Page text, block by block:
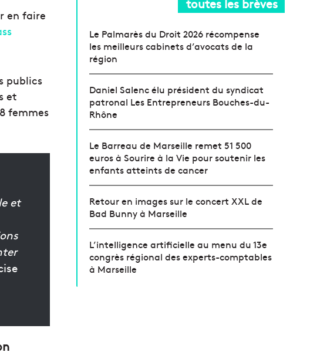
en faire
publics
et
femmes
et
toutes les brèves
Le Palmarès du Droit 2026 récompense
les meilleurs cabinets d’avocats de la
région
Daniel Salenc élu président du syndicat
patronal Les Entrepreneurs Bouches-du-
Rhône
Le Barreau de Marseille remet 51 500
euros à Sourire à la Vie pour soutenir les
enfants atteints de cancer
Retour en images sur le concert XXL de
Bad Bunny à Marseille
L’intelligence artificielle au menu du 13e
congrès régional des experts-comptables
à Marseille